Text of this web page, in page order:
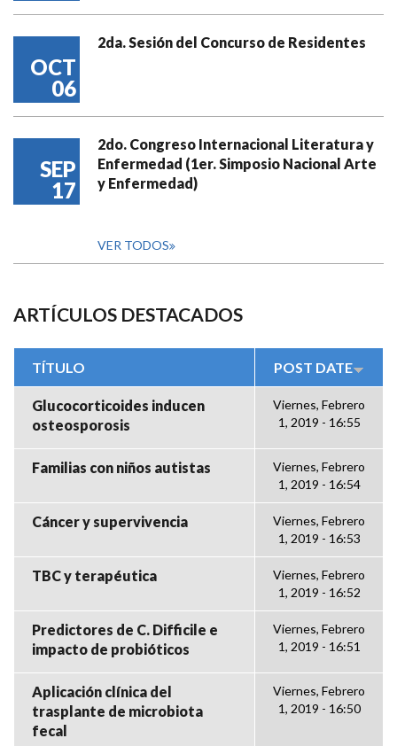
OCT
06
2da. Sesión del Concurso de Residentes
SEP
17
2do. Congreso Internacional Literatura y
Enfermedad (1er. Simposio Nacional Arte
y Enfermedad)
VER TODOS
ARTÍCULOS DESTACADOS
TÍTULO POST DATE
Glucocorticoides inducen
osteosporosis
Viernes, Febrero
1, 2019 - 16:55
Familias con niños autistas
Viernes, Febrero
1, 2019 - 16:54
Cáncer y supervivencia
Viernes, Febrero
1, 2019 - 16:53
TBC y terapéutica
Viernes, Febrero
1, 2019 - 16:52
Predictores de C. Difficile e
impacto de probióticos
Viernes, Febrero
1, 2019 - 16:51
Aplicación clínica del
trasplante de microbiota
fecal
Viernes, Febrero
1, 2019 - 16:50